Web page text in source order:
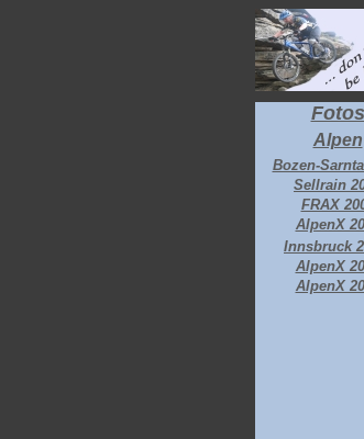
Fotos
Alpen
Bozen-
Sellrain
FRAX
AlpenX
Innsbruck
AlpenX
AlpenX